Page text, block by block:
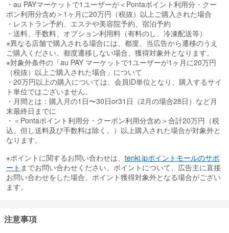
・au PAYマーケットで1ユーザーが＜Pontaポイント利用分・クー
ポン利用分含め＞1ヶ月に20万円（税抜）以上ご購入された場合
・レストラン予約、エステや美容院予約、宿泊予約
・送料、手数料、オプション利用料（有料のし、冷凍配送等）
※異なる店舗で購入される場合には、都度、当広告から遷移のうえ
ご購入ください。都度遷移しない場合、獲得対象外となります。
※対象外条件の「au PAY マーケットで1ユーザーが1ヶ月に20万円
（税抜）以上ご購入された場合」について
・20万円以上の購入については、会員ID単位となり、購入するサイ
ト単位ではございません。
・月間とは：購入月の1日〜30日or31日（2月の場合28日）など月
末最終日までに
・＜Pontaポイント利用分・クーポン利用分含め＞合計20万円（税
込。但し送料及び手数料は除く。）以上購入された場合が対象外と
なります。
※ポイントに関するお問い合わせは、 tenki.jpポイントモールのサポ
ート までお問い合わせください。ポイントについて、広告主に直接
お問い合わせをした場合、ポイント獲得対象外となる場合がござい
ます。
注意事項